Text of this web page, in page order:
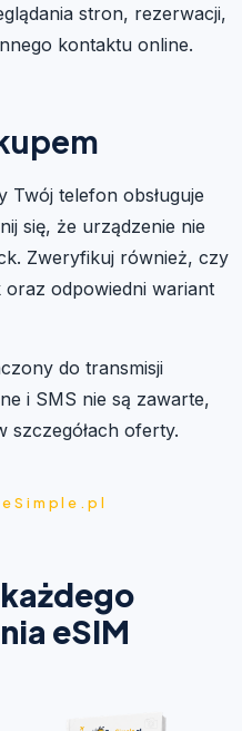
stron, rezerwacji,
kontaktu online.
Twój telefon obsługuje
się, że urządzenie nie
Zweryfikuj również, czy
oraz odpowiedni wariant
do transmisji
i SMS nie są zawarte,
szczegółach oferty.
eSIM